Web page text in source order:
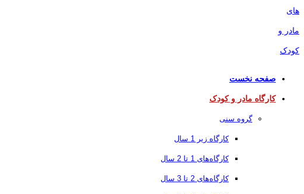
صفحه نخست
کارگاه مادر و کودک
گروه سنی
کارگاه زیر 1 سال
کارگاه‌های 1 تا 2 سال
کارگاه‌های 2 تا 3 سال